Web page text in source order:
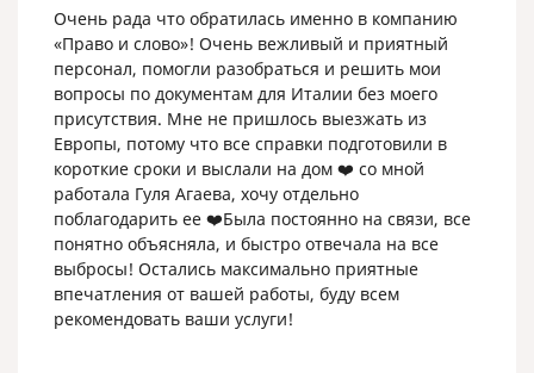
Очень рада что обратилась именно в компанию
«Право и слово»! Очень вежливый и приятный
персонал, помогли разобраться и решить мои
вопросы по документам для Италии без моего
присутствия. Мне не пришлось выезжать из
Европы, потому что все справки подготовили в
короткие сроки и выслали на дом ❤️ со мной
работала Гуля Агаева, хочу отдельно
поблагодарить ее ❤️Была постоянно на связи, все
понятно объясняла, и быстро отвечала на все
выбросы! Остались максимально приятные
впечатления от вашей работы, буду всем
рекомендовать ваши услуги!